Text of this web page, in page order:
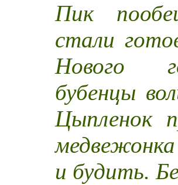
Пик
стали
Нового
бубенцы
Цыпленок
и будить.